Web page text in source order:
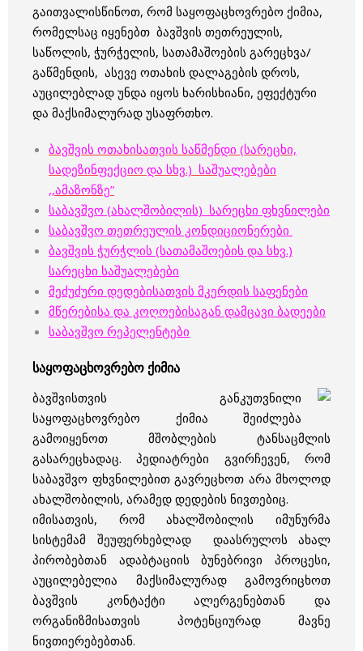
გაითვალისწინოთ, რომ საყოფაცხოვრებო ქიმია,
რომელსაც იყენებთ ბავშვის თეთრეულის,
საწოლის, ჭურჭელის, სათამაშოების გარეცხვა/
გაწმენდის, ასევე ოთახის დალაგების დროს,
აუცილებლად უნდა იყოს ხარისხიანი, ეფექტური
და მაქსიმალურად უსაფრთხო.
ბავშვის ოთახისათვის საწმენდი (სარეცხი,
სადეზინფექციო და სხვ.) საშუალებები
,,ამაზონზე”
საბავშვო (ახალშობილის) სარეცხი ფხვნილები
საბავშვო თეთრეულის კონდიციონერები
ბავშვის ჭურჭლის (სათამაშოების და სხვ.)
სარეცხი საშუალებები
მეძუძური დედებისათვის მკერდის საფენები
მწერებისა და კოღოებისაგან დამცავი ბადეები
საბავშვო რეპელენტები
საყოფაცხოვრებო ქიმია
ბავშვისთვის განკუთვნილი
საყოფაცხოვრებო ქიმია შეიძლება
გამოიყენოთ მშობლების ტანსაცმლის
გასარეცხადაც. პედიატრები გვირჩევენ, რომ
საბავშვო ფხვნილებით გავრეცხოთ არა მხოლოდ
ახალშობილის, არამედ დედების ნივთებიც.
იმისათვის, რომ ახალშობილის იმუნურმა
სისტემამ შეუფერხებლად დაასრულოს ახალ
პირობებთან ადაბტაციის ბუნებრივი პროცესი,
აუცილებელია მაქსიმალურად გამოვრიცხოთ
ბავშვის კონტაქტი ალერგენებთან და
ორგანიზმისათვის პოტენციურად მავნე
ნივთიერებებთან.